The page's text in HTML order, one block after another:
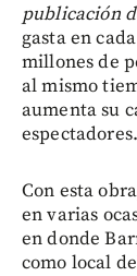
publicación
gasta en
millones de
al mismo
aumenta su
espectadores.
Con esta
en varias
en donde
como local